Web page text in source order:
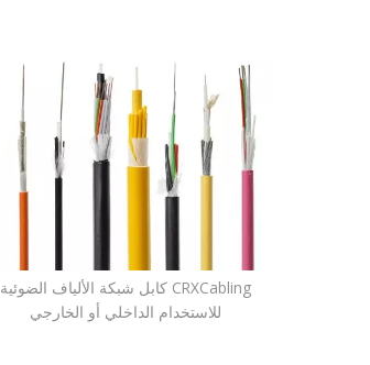
CRXCabling كابل شبكة الألياف الضوئية
للاستخدام الداخلي أو الخارجي